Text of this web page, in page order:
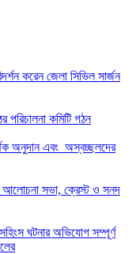
করেন জেলা সিভিল সার্জন
পরিচালনা কমিটি গঠন
অনুদান এবং অস্বচ্ছলদের
আলোচনা সভা, ক্রেস্ট ও সনদ
ঘটনার অভিযোগ সম্পূর্ণ